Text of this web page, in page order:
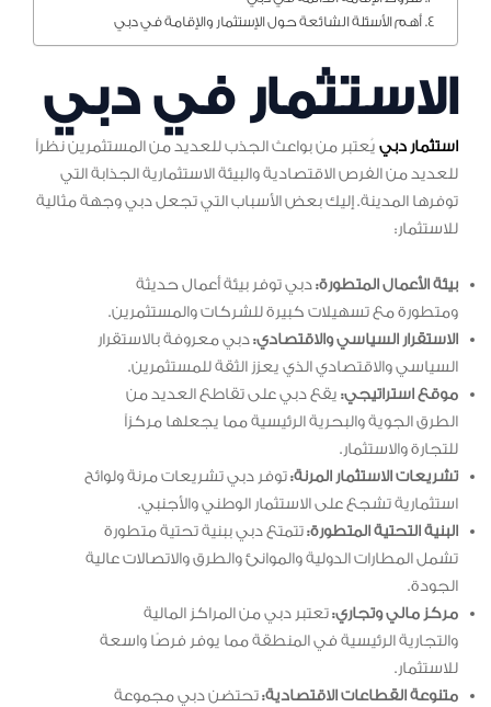
أهم الأسئلة الشائعة حول الإستثمار والإقامة في دبي
الاستثمار في دبي
استثمار دبي يُعتبر من بواعث الجذب للعديد من المستثمرين نظراً
للعديد من الفرص الاقتصادية والبيئة الاستثمارية الجذابة التي
توفرها المدينة. إليك بعض الأسباب التي تجعل دبي وجهة مثالية
للاستثمار:
بيئة الأعمال المتطورة:دبي توفر بيئة أعمال حديثة
ومتطورة مع تسهيلات كبيرة للشركات والمستثمرين.
الاستقرار السياسي والاقتصادي:دبي معروفة بالاستقرار
السياسي والاقتصادي الذي يعزز الثقة للمستثمرين.
موقع استراتيجي: يقع دبي على تقاطع العديد من
الطرق الجوية والبحرية الرئيسية مما يجعلها مركزاً
للتجارة والاستثمار.
تشريعات الاستثمار المرنة:توفر دبي تشريعات مرنة ولوائح
استثمارية تشجع على الاستثمار الوطني والأجنبي.
البنية التحتية المتطورة:تتمتع دبي ببنية تحتية متطورة
تشمل المطارات الدولية والموانئ والطرق والاتصالات عالية
الجودة.
مركز مالي وتجاري:تعتبر دبي من المراكز المالية
والتجارية الرئيسية في المنطقة مما يوفر فرصًا واسعة
للاستثمار.
متنوعة القطاعات الاقتصادية:تحتضن دبي مجموعة